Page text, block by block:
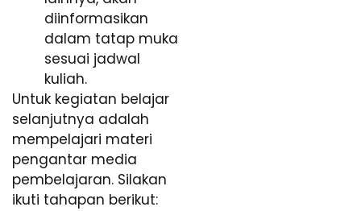
diinformasikan
dalam tatap muka
sesuai jadwal
kuliah.
Untuk kegiatan belajar
selanjutnya adalah
mempelajari materi
pengantar media
pembelajaran. Silakan
ikuti tahapan berikut: